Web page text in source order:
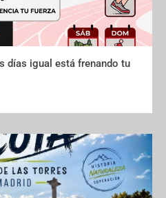
días igual está frenando tu